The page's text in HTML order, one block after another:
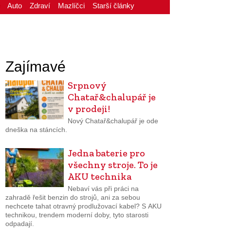
Auto Zdraví Mazlíčci Starší články
Zajímavé
Srpnový
Chatař&chalupář je
v prodeji!
Nový Chatař&chalupář je ode
dneška na stáncích.
Jedna baterie pro
všechny stroje. To je
AKU technika
Nebaví vás při práci na
zahradě řešit benzin do strojů, ani za sebou
nechcete tahat otravný prodlužovací kabel? S AKU
technikou, trendem moderní doby, tyto starosti
odpadají.